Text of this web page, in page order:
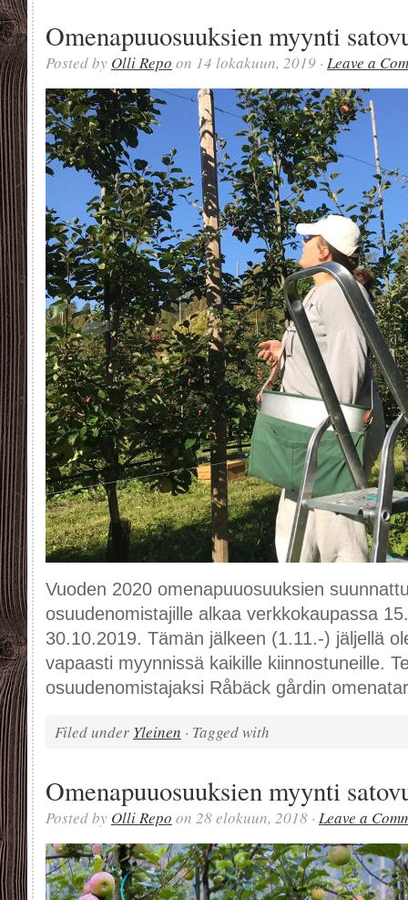
Omenapuuosuuksien myynti
Posted by Olli Repo on 14 lokakuun, 2019 · Leave a
Vuoden 2020 omenapuuosuuksien
osuudenomistajille alkaa verkkokaupassa
30.10.2019. Tämän jälkeen (1.11.-) jäljellä
vapaasti myynnissä kaikille kiinnostuneille.
osuudenomistajaksi Råbäck gårdin
Filed under Yleinen · Tagged with
Omenapuuosuuksien myynti
Posted by Olli Repo on 28 elokuun, 2018 · Leave a